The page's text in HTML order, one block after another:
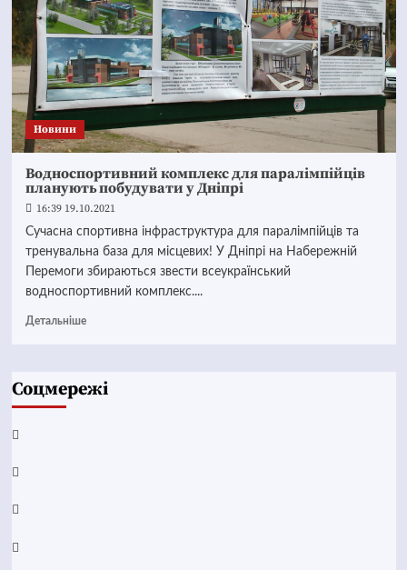
Новини
Водноспортивний комплекс для паралімпійців
планують побудувати у Дніпрі
16:39 19.10.2021
Сучасна спортивна інфраструктура для паралімпійців та
тренувальна база для місцевих! У Дніпрі на Набережній
Перемоги збираються звести всеукраїнський
водноспортивний комплекс....
Детальніше
Соцмережі
Facebook
YouTube
Telegram
Instagram